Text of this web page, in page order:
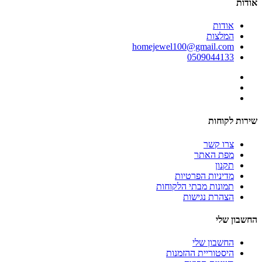
אודות
אודות
המלצות
homejewel100@gmail.com
0509044133
שירות לקוחות
צרו קשר
מפת האתר
תקנון
מדיניות הפרטיות
תמונות מבתי הלקוחות
הצהרת נגישות
החשבון שלי
החשבון שלי
היסטוריית ההזמנות